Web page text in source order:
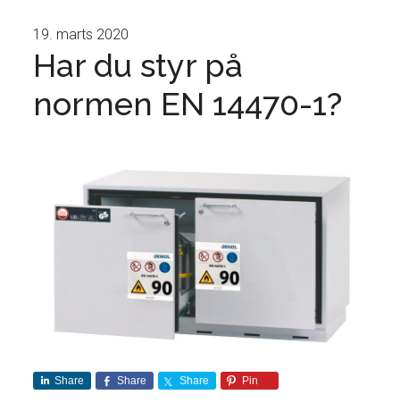
19. marts 2020
Har du styr på
normen EN 14470-1?
Share Share Share Pin